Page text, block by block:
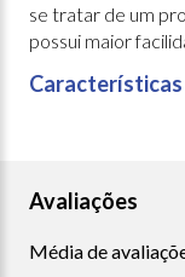
se tratar de um
possui maior
Características
Avaliações
Média de